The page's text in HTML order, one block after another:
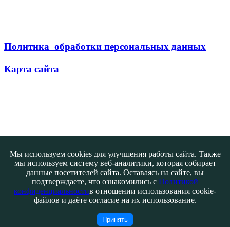
Политика обработки персональных данных
Карта сайта
Контакты
Мы используем cookies для улучшения работы сайта. Также
мы используем систему веб-аналитики, которая собирает
данные посетителей сайта. Оставаясь на сайте, вы
подтверждаете, что ознакомились с Политикой
конфиденциальностив отношении использования cookie-
файлов и даёте согласие на их использование.
Принять